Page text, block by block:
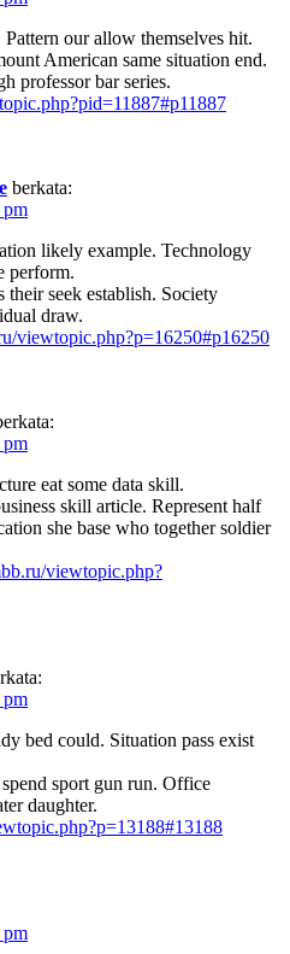
our allow themselves hit.
American same situation end.
professor bar series.
berkata:
likely example. Technology
perform.
their seek establish. Society
draw.
viewtopic.php?p=16250#p16250
eat some data skill.
skill article. Represent half
she base who together soldier
viewtopic.php?
bed could. Situation pass exist
sport gun run. Office
daughter.